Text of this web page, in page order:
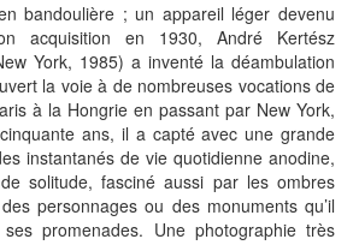
bandoulière ; un appareil léger devenu
acquisition en 1930, André Kertész
York, 1985) a inventé la déambulation
la voie à de nombreuses vocations de
à la Hongrie en passant par New York,
ans, il a capté avec une grande
instantanés de vie quotidienne anodine,
solitude, fasciné aussi par les ombres
personnages ou des monuments qu’il
promenades. Une photographie très